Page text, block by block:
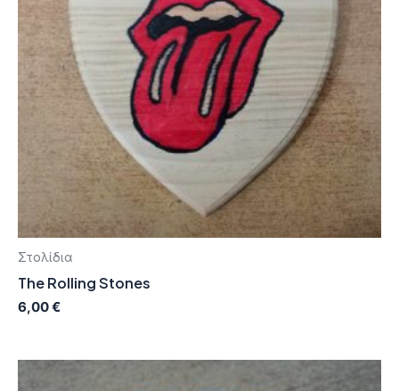
Στολίδια
The Rolling Stones
6,00€